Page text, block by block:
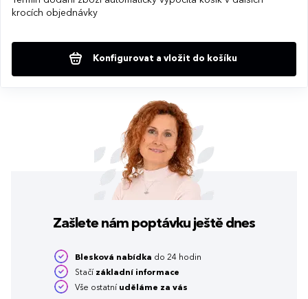
krocích objednávky
Konfigurovat a vložit do košíku
Zašlete nám poptávku ještě dnes
Blesková nabídka do 24 hodin
Stačí základní informace
Vše ostatní uděláme za vás